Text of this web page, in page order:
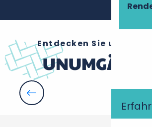
Entdecken Sie unsere
Die Reittouren